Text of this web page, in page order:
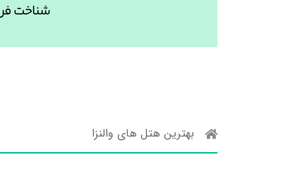
بهترین هتل های والنزا